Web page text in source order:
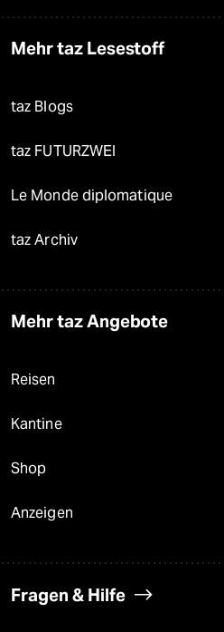
Mehr taz Lesestoff
taz Blogs
taz FUTURZWEI
Le Monde diplomatique
taz Archiv
Mehr taz Angebote
Reisen
Kantine
Shop
Anzeigen
Fragen & Hilfe